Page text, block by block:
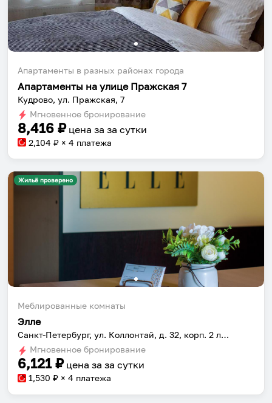
Апартаменты в разных районах города
Апартаменты на улице Пражская 7
Кудрово, ул. Пражская, 7
Мгновенное бронирование
8,416 ₽ цена за за сутки
2,104 ₽ × 4 платежа
Жильё проверено
Меблированные комнаты
Элле
Санкт-Петербург, ул. Коллонтай, д. 32, корп. 2 литер А
Мгновенное бронирование
6,121₽ цена за за сутки
1,530 ₽ × 4 платежа